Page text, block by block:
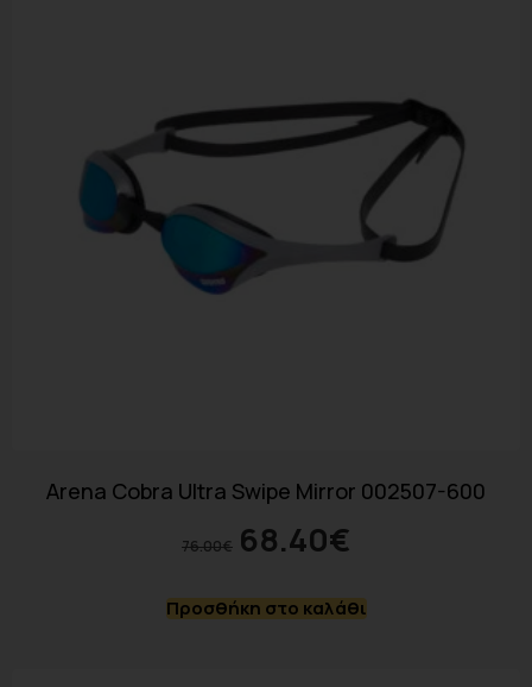
Arena Cobra Ultra Swipe Mirror 002507-600
76.00€ 68.40€
Προσθήκη στο καλάθι